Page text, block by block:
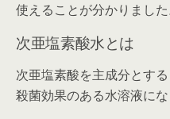
使えることが分かりました
次亜塩素酸水とは
次亜塩素酸を主成分とする
殺菌効果のある水溶液にな